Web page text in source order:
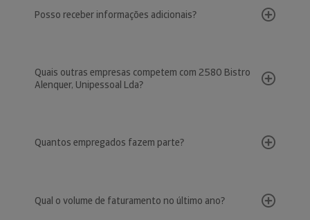
Posso receber informações adicionais?
Quais outras empresas competem com 2580 Bistro
Alenquer, Unipessoal Lda?
Quantos empregados fazem parte?
Qual o volume de faturamento no último ano?